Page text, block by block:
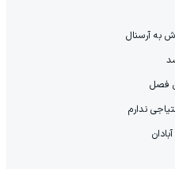
به آرسنال
ندارم